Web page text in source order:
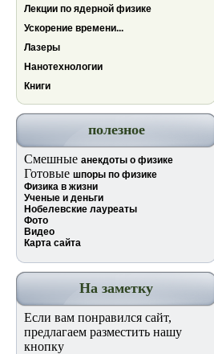
Лекции по ядерной физике
Ускорение времени...
Лазеры
Нанотехнологии
Книги
полезное
Смешные анекдоты о физике
Готовые шпоры по физике
Физика в жизни
Ученые и деньги
Нобелевские лауреаты
Фото
Видео
Карта сайта
На заметку
Если вам понравился сайт,
предлагаем разместить нашу
кнопку